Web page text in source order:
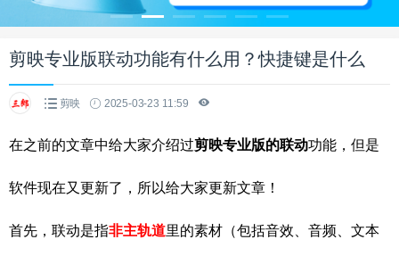
剪映专业版联动功能有什么用？快捷键是什么
剪映 2025-03-23 11:59
在之前的文章中给大家介绍过剪映专业版的联动功能，但是
软件现在又更新了，所以给大家更新文章！
首先，联动是指非主轨道里的素材（包括音效、音频、文本